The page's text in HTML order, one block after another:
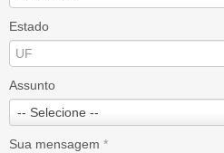
Estado
Assunto
-- Selecione --
Sua mensagem *